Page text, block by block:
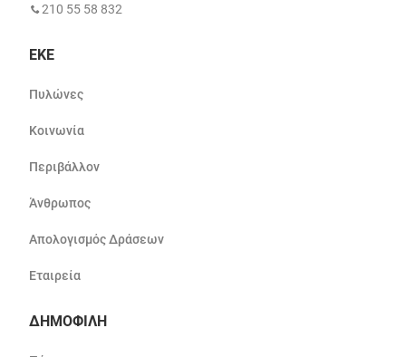
210 55 58 832
ΕΚΕ
Πυλώνες
Κοινωνία
Περιβάλλον
Άνθρωπος
Απολογισμός Δράσεων
Εταιρεία
ΔΗΜΟΦΙΛΗ